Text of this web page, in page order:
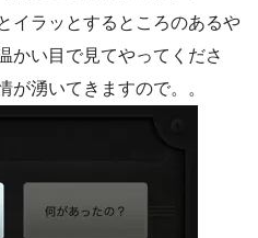
イラッとするところのあるや
かい目で見てやってくださ
が湧いてきますので。。